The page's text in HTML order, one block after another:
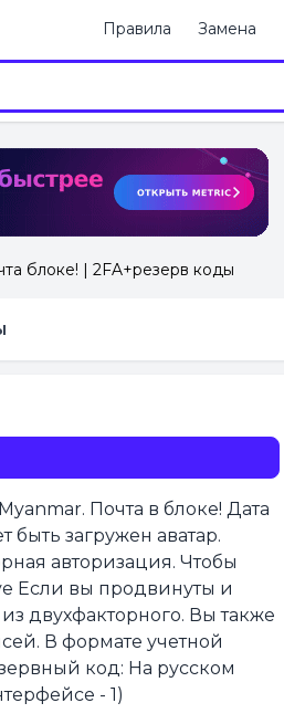
Правила Замена
блоке! | 2FA+резерв коды
Почта в блоке! Дата
быть загружен аватар.
авторизация. Чтобы
Если вы продвинуты и
двухфакторного. Вы также
В формате учетной
код: На русском
- 1)